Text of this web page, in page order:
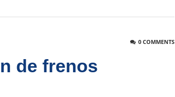
0 COMMENTS
de frenos